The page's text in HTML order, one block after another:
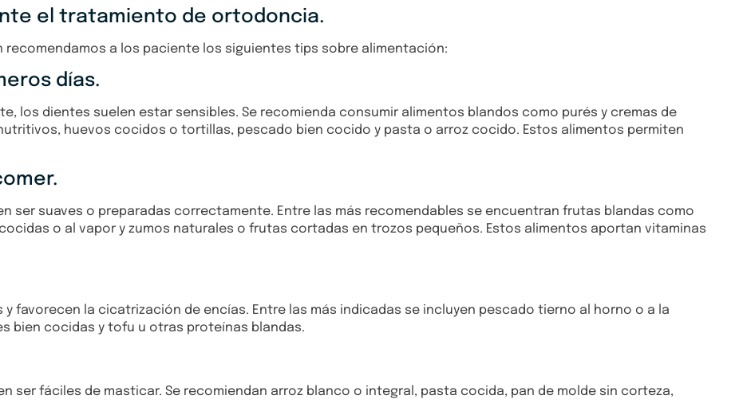
el tratamiento de ortodoncia.
recomendamos a los paciente los siguientes tips sobre alimentación:
días.
los dientes suelen estar sensibles. Se recomienda consumir alimentos blandos como purés y cremas de
huevos cocidos o tortillas, pescado bien cocido y pasta o arroz cocido. Estos alimentos permiten
ser suaves o preparadas correctamente. Entre las más recomendables se encuentran frutas blandas como
o al vapor y zumos naturales o frutas cortadas en trozos pequeños. Estos alimentos aportan vitaminas
favorecen la cicatrización de encías. Entre las más indicadas se incluyen pescado tierno al horno o a la
bien cocidas y tofu u otras proteínas blandas.
ser fáciles de masticar. Se recomiendan arroz blanco o integral, pasta cocida, pan de molde sin corteza,